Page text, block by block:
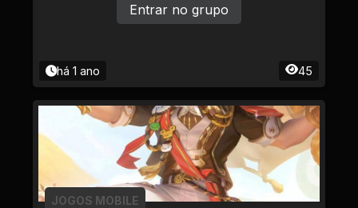
há 1 ano 45
Entrar no grupo
JOGOS MOBILE